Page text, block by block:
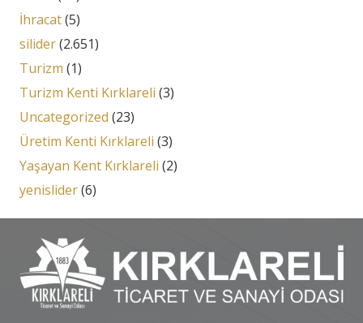
İhracat(5)
silider(2.651)
Turizm (1)
Turizm Kenti Kırklareli (3)
Uncategorized (23)
Üretim Kenti Kırklareli (3)
Yaşayan Kent Kırklareli (2)
yenislider(6)